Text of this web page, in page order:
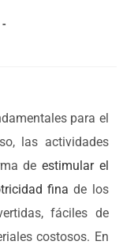
para el
las actividades
de estimular el
fina de los
fáciles de
costosos. En